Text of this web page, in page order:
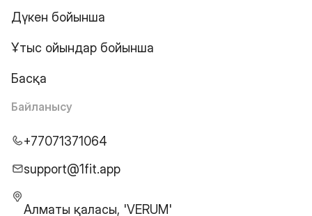
Дүкен бойынша
Ұтыс ойындар бойынша
Басқа
Байланысу
+77071371064
support@1fit.app
Алматы қаласы, 'VERUM'